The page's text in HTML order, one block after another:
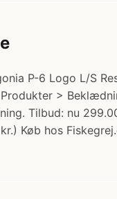
P-6 Logo L/S
>
Tilbud: nu
Køb hos